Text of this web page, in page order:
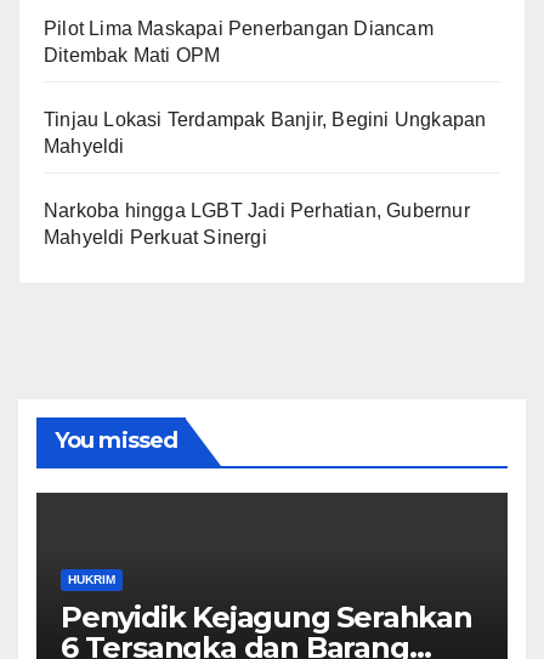
Pilot Lima Maskapai Penerbangan Diancam
Ditembak Mati OPM
Tinjau Lokasi Terdampak Banjir, Begini Ungkapan
Mahyeldi
Narkoba hingga LGBT Jadi Perhatian, Gubernur
Mahyeldi Perkuat Sinergi
You missed
HUKRIM
Penyidik Kejagung Serahkan
6 Tersangka dan Barang